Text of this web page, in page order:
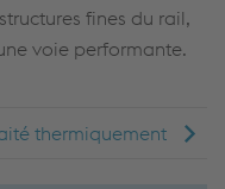
fines du rail,
voie performante.
thermiquement